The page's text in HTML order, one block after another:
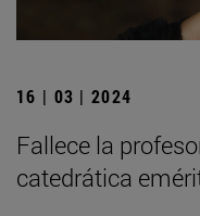
16 | 03 | 2024
Fallece la
catedrática